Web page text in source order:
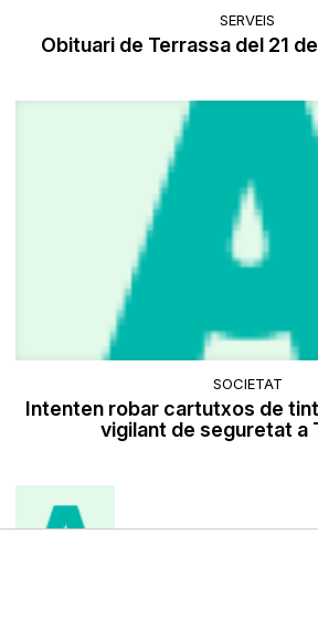
SERVEIS
Obituari de Terrassa del 21
SOCIETAT
Intenten robar cartutxos de
vigilant de seguretat a